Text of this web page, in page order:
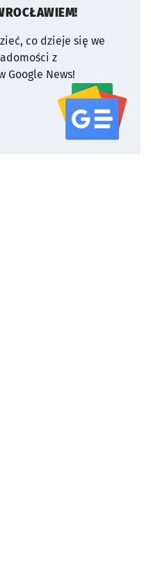
co dzieje się we
z
Google News!
serwisu